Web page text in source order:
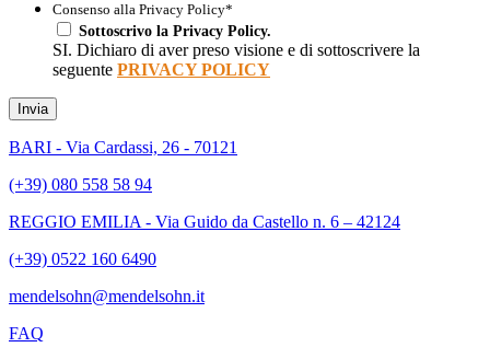
Consenso alla Privacy Policy*
Sottoscrivo la Privacy Policy.
SI. Dichiaro di aver preso visione e di sottoscrivere la
seguente PRIVACY POLICY
Invia
BARI - Via Cardassi, 26 - 70121
(+39) 080 558 58 94
REGGIO EMILIA - Via Guido da Castello n. 6 – 42124
(+39) 0522 160 6490
mendelsohn@mendelsohn.it
FAQ